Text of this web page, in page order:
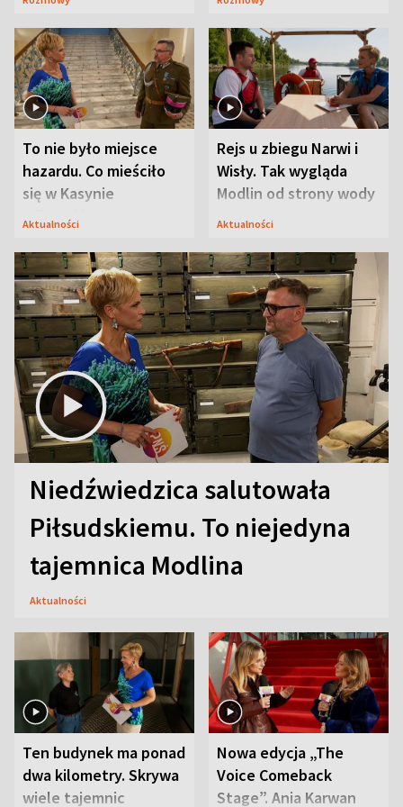
To nie było miejsce
hazardu. Co mieściło
się w Kasynie
Oficerskim?
Aktualności
Rejs u zbiegu Narwi i
Wisły. Tak wygląda
Modlin od strony wody
Aktualności
Niedźwiedzica salutowała
Piłsudskiemu. To niejedyna
tajemnica Modlina
Aktualności
Ten budynek ma ponad
dwa kilometry. Skrywa
wiele tajemnic
Nowa edycja „The
Voice Comeback
Stage”. Ania Karwan